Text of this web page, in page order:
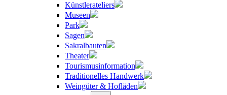
Künstlerateliers
Museen
Park
Sagen
Sakralbauten
Theater
Tourismusinformation
Traditionelles Handwerk
Weingüter & Hofläden